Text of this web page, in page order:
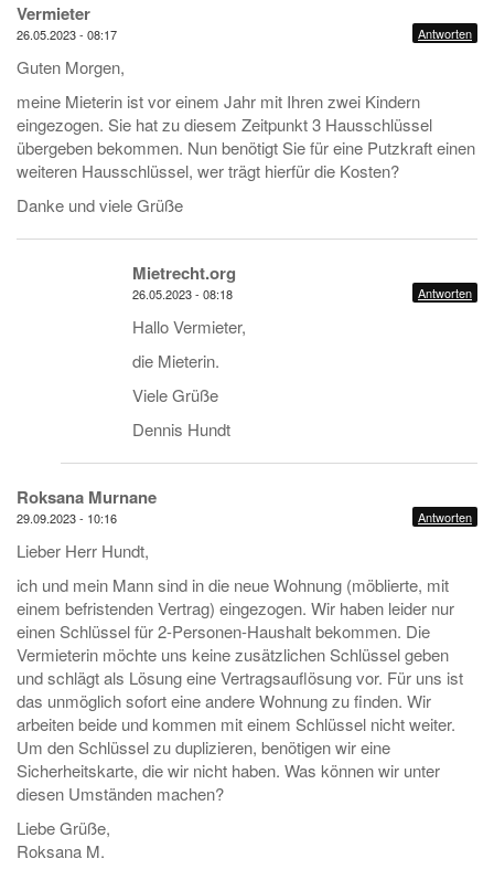
Vermieter
26.05.2023 - 08:17 Antworten
Guten Morgen,
meine Mieterin ist vor einem Jahr mit Ihren zwei Kindern
eingezogen. Sie hat zu diesem Zeitpunkt 3 Hausschlüssel
übergeben bekommen. Nun benötigt Sie für eine Putzkraft einen
weiteren Hausschlüssel, wer trägt hierfür die Kosten?
Danke und viele Grüße
Mietrecht.org
26.05.2023 - 08:18 Antworten
Hallo Vermieter,
die Mieterin.
Viele Grüße
Dennis Hundt
Roksana Murnane
29.09.2023 - 10:16 Antworten
Lieber Herr Hundt,
ich und mein Mann sind in die neue Wohnung (möblierte, mit
einem befristenden Vertrag) eingezogen. Wir haben leider nur
einen Schlüssel für 2-Personen-Haushalt bekommen. Die
Vermieterin möchte uns keine zusätzlichen Schlüssel geben
und schlägt als Lösung eine Vertragsauflösung vor. Für uns ist
das unmöglich sofort eine andere Wohnung zu finden. Wir
arbeiten beide und kommen mit einem Schlüssel nicht weiter.
Um den Schlüssel zu duplizieren, benötigen wir eine
Sicherheitskarte, die wir nicht haben. Was können wir unter
diesen Umständen machen?
Liebe Grüße,
Roksana M.